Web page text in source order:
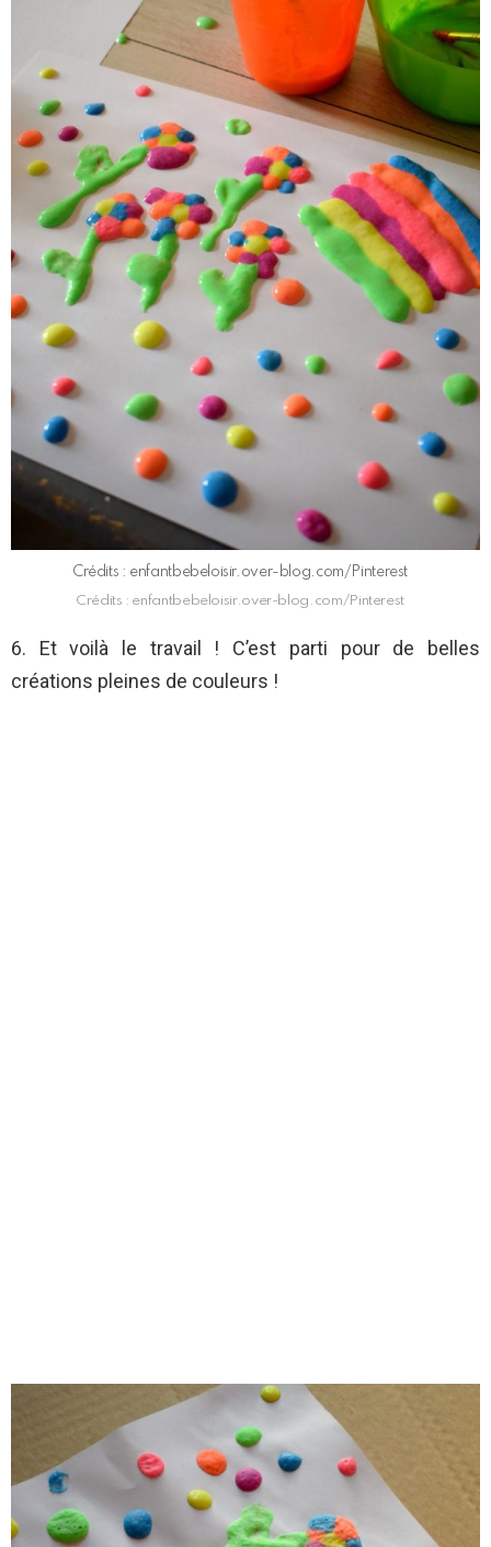
Crédits : enfantbebeloisir.over-blog.com/Pinterest
Crédits : enfantbebeloisir.over-blog.com/Pinterest
6. Et voilà le travail ! C’est parti pour de belles
créations pleines de couleurs !